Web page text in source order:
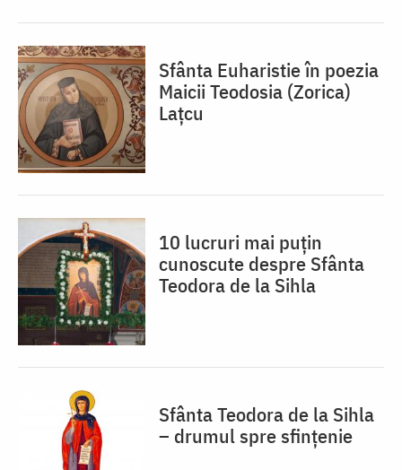
Sfânta Euharistie în poezia
Maicii Teodosia (Zorica)
Lațcu
10 lucruri mai puțin
cunoscute despre Sfânta
Teodora de la Sihla
Sfânta Teodora de la Sihla
– drumul spre sfințenie